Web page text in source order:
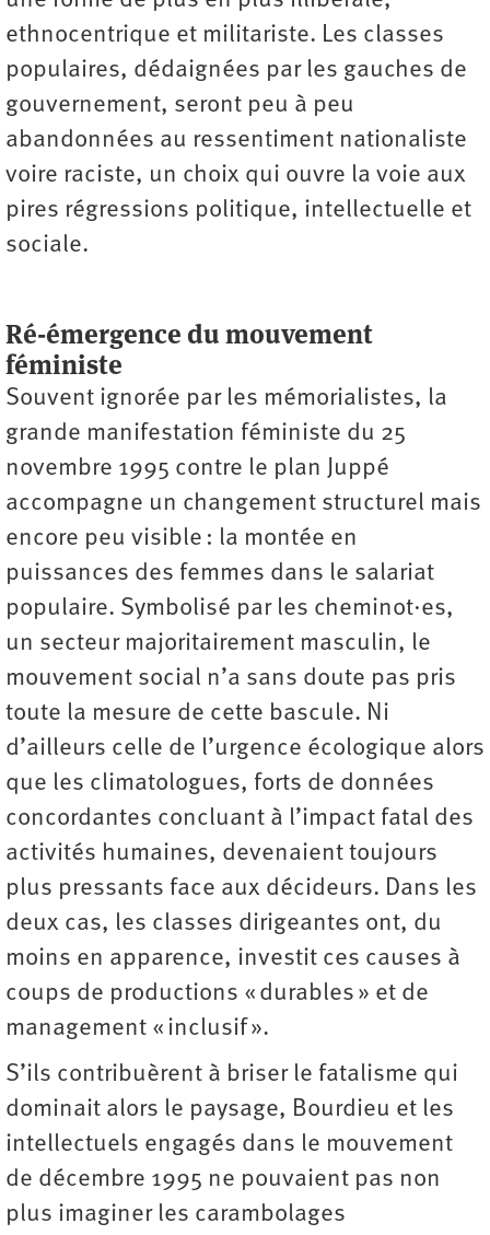
ethnocentrique et militariste. Les classes
populaires, dédaignées par les gauches de
gouvernement, seront peu à peu
abandonnées au ressentiment nationaliste
voire raciste, un choix qui ouvre la voie aux
pires régressions politique, intellectuelle et
sociale.
Ré-émergence du mouvement
féministe
Souvent ignorée par les mémorialistes, la
grande manifestation féministe du 25
novembre 1995 contre le plan Juppé
accompagne un changement structurel mais
encore peu visible : la montée en
puissances des femmes dans le salariat
populaire. Symbolisé par les cheminot·es,
un secteur majoritairement masculin, le
mouvement social n’a sans doute pas pris
toute la mesure de cette bascule. Ni
d’ailleurs celle de l’urgence écologique alors
que les climatologues, forts de données
concordantes concluant à l’impact fatal des
activités humaines, devenaient toujours
plus pressants face aux décideurs. Dans les
deux cas, les classes dirigeantes ont, du
moins en apparence, investit ces causes à
coups de productions « durables » et de
management « inclusif ».
S’ils contribuèrent à briser le fatalisme qui
dominait alors le paysage, Bourdieu et les
intellectuels engagés dans le mouvement
de décembre 1995 ne pouvaient pas non
plus imaginer les carambolages